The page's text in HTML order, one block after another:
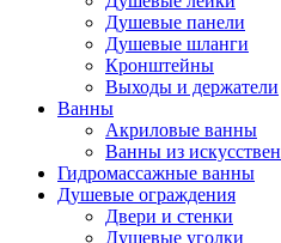
Душевые панели
Душевые шланги
Кронштейны
Выходы и держатели
Ванны
Акриловые ванны
Ванны из
Гидромассажные ванны
Душевые ограждения
Двери и стенки
Душевые уголки